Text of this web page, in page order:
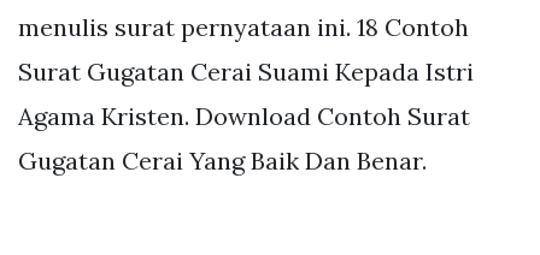
menulis surat pernyataan ini. 18 Contoh
Surat Gugatan Cerai Suami Kepada Istri
Agama Kristen. Download Contoh Surat
Gugatan Cerai Yang Baik Dan Benar.